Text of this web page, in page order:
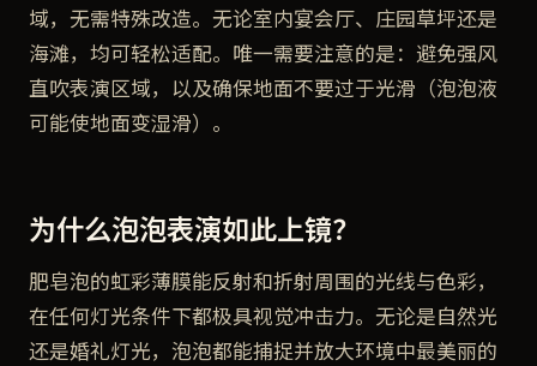
域，无需特殊改造。无论室内宴会厅、庄园草坪还是
海滩，均可轻松适配。唯一需要注意的是：避免强风
直吹表演区域，以及确保地面不要过于光滑（泡泡液
可能使地面变湿滑）。
为什么泡泡表演如此上镜？
肥皂泡的虹彩薄膜能反射和折射周围的光线与色彩，
在任何灯光条件下都极具视觉冲击力。无论是自然光
还是婚礼灯光，泡泡都能捕捉并放大环境中最美丽的